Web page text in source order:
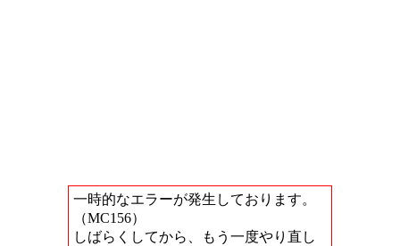
一時的なエラーが発生しております。
（MC156）
しばらくしてから、もう一度やり直し